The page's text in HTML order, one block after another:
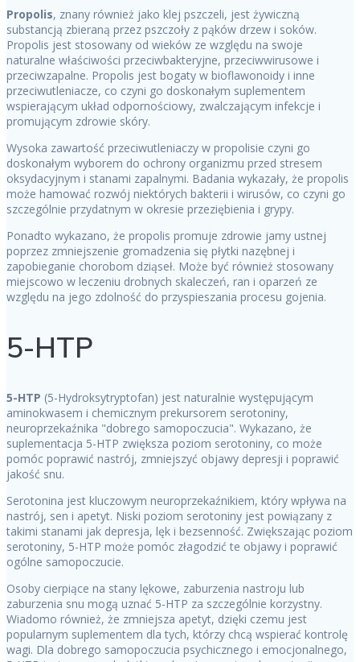
Propolis, znany również jako klej pszczeli, jest żywiczną
substancją zbieraną przez pszczoły z pąków drzew i soków.
Propolis jest stosowany od wieków ze względu na swoje
naturalne właściwości przeciwbakteryjne, przeciwwirusowe i
przeciwzapalne. Propolis jest bogaty w bioflawonoidy i inne
przeciwutleniacze, co czyni go doskonałym suplementem
wspierającym układ odpornościowy, zwalczającym infekcje i
promującym zdrowie skóry.
Wysoka zawartość przeciwutleniaczy w propolisie czyni go
doskonałym wyborem do ochrony organizmu przed stresem
oksydacyjnym i stanami zapalnymi. Badania wykazały, że propolis
może hamować rozwój niektórych bakterii i wirusów, co czyni go
szczególnie przydatnym w okresie przeziębienia i grypy.
Ponadto wykazano, że propolis promuje zdrowie jamy ustnej
poprzez zmniejszenie gromadzenia się płytki nazębnej i
zapobieganie chorobom dziąseł. Może być również stosowany
miejscowo w leczeniu drobnych skaleczeń, ran i oparzeń ze
względu na jego zdolność do przyspieszania procesu gojenia.
5-HTP
5-HTP (5-Hydroksytryptofan) jest naturalnie występującym
aminokwasem i chemicznym prekursorem serotoniny,
neuroprzekaźnika "dobrego samopoczucia". Wykazano, że
suplementacja 5-HTP zwiększa poziom serotoniny, co może
pomóc poprawić nastrój, zmniejszyć objawy depresji i poprawić
jakość snu.
Serotonina jest kluczowym neuroprzekaźnikiem, który wpływa na
nastrój, sen i apetyt. Niski poziom serotoniny jest powiązany z
takimi stanami jak depresja, lęk i bezsenność. Zwiększając poziom
serotoniny, 5-HTP może pomóc złagodzić te objawy i poprawić
ogólne samopoczucie.
Osoby cierpiące na stany lękowe, zaburzenia nastroju lub
zaburzenia snu mogą uznać 5-HTP za szczególnie korzystny.
Wiadomo również, że zmniejsza apetyt, dzięki czemu jest
popularnym suplementem dla tych, którzy chcą wspierać kontrolę
wagi. Dla dobrego samopoczucia psychicznego i emocjonalnego,